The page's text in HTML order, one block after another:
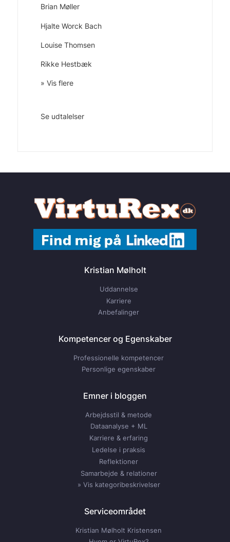
Brian Møller
Hjalte Worck Bach
Louise Thomsen
Rikke Hestbæk
» Vis flere
Se udtalelser
Kristian Mølholt
Uddannelse
Karriere
Anbefalinger
Kompetencer og Egenskaber
Professionelle kompetencer
Personlige egenskaber
Emner i bloggen
Arbejdsstil & metode
Dataanalyse + ML
Karriere & erfaring
Ledelse i praksis
Reflektioner
Samarbejde & relationer
» Vis kategoribeskrivelser
Serviceområdet
Kristian Mølholt Kristensen